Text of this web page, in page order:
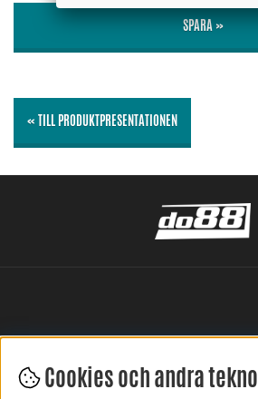
SPARA »
« TILL PRODUKTPRESENTATIONEN
LÄMNA DIN RECENSION
Cookies och andra